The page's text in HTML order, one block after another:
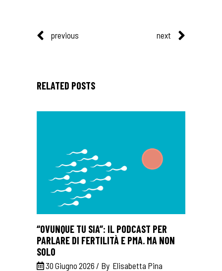
previous next
RELATED POSTS
“OVUNQUE TU SIA”: IL PODCAST PER
PARLARE DI FERTILITÀ E PMA. MA NON
SOLO
30 Giugno 2026 By Elisabetta Pina